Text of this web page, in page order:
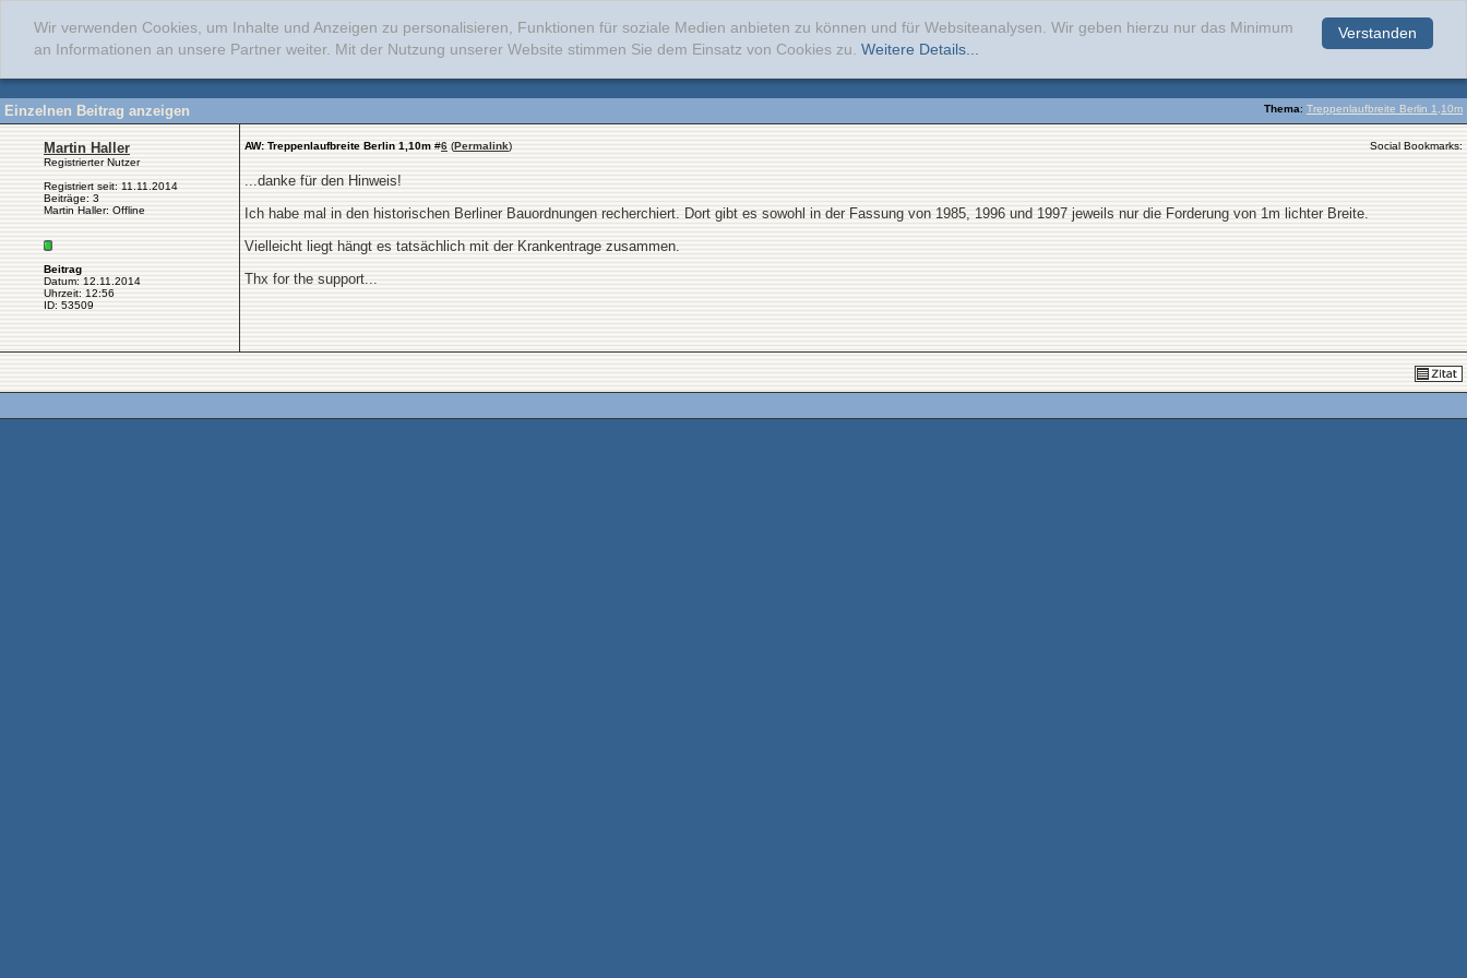
Verstanden
Wir verwenden Cookies, um Inhalte und Anzeigen zu personalisieren, Funktionen für soziale Medien anbieten zu können und für Websiteanalysen. Wir geben hierzu nur das Minimum
an Informationen an unsere Partner weiter. Mit der Nutzung unserer Website stimmen Sie dem Einsatz von Cookies zu. Weitere Details...
Thema: Treppenlaufbreite Berlin 1,10m
Einzelnen Beitrag anzeigen
Martin Haller
Registrierter Nutzer
Registriert seit: 11.11.2014
Beiträge: 3
Martin Haller: Offline
Beitrag
Datum: 12.11.2014
Uhrzeit: 12:56
ID: 53509
AW: Treppenlaufbreite Berlin 1,10m #6 (Permalink) Social Bookmarks:
...danke für den Hinweis!
Ich habe mal in den historischen Berliner Bauordnungen recherchiert. Dort gibt es sowohl in der Fassung von 1985, 1996 und 1997 jeweils nur die Forderung von 1m lichter Breite.
Vielleicht liegt hängt es tatsächlich mit der Krankentrage zusammen.
Thx for the support...